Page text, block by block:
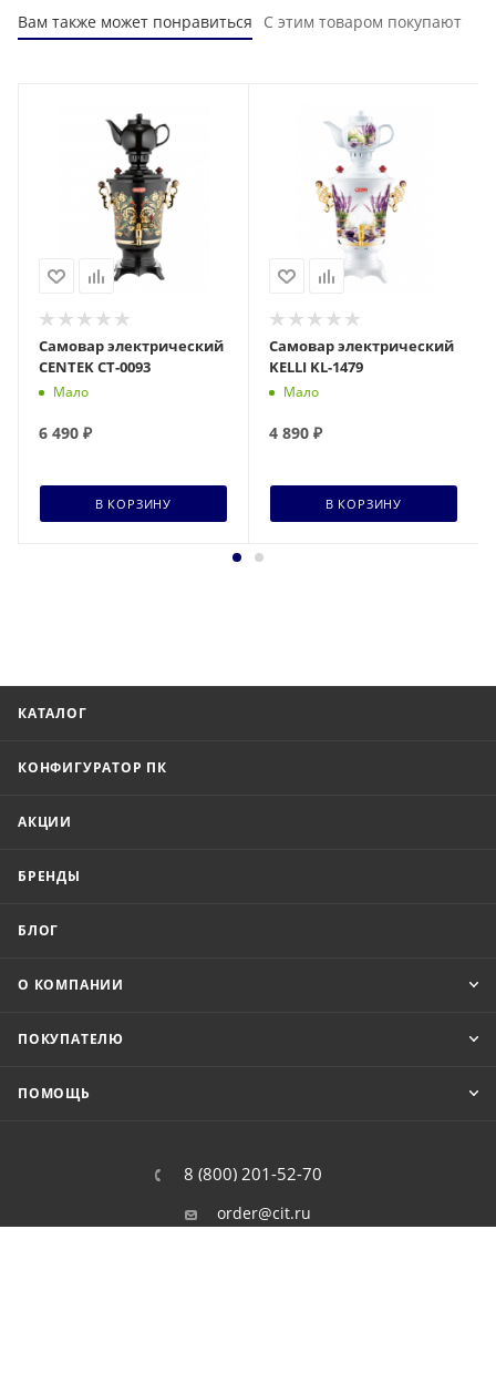
Вам также может понравиться С этим товаром покупают
Самовар электрический
CENTEK CT-0093
Мало
6 490 ₽
В КОРЗИНУ
Самовар электрический
KELLI KL-1479
Мало
4 890 ₽
В КОРЗИНУ
КАТАЛОГ
КОНФИГУРАТОР ПК
АКЦИИ
БРЕНДЫ
БЛОГ
О КОМПАНИИ
ПОКУПАТЕЛЮ
ПОМОЩЬ
8 (800) 201-52-70
order@cit.ru